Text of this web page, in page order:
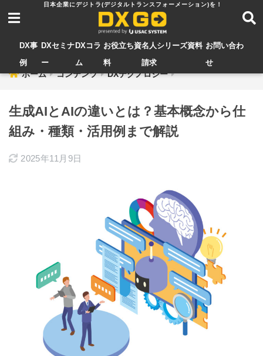
DX事
例
DXセミナ
ー
DXコラ
ム
お役立ち資
料
名人シリーズ資料
請求
お問い合わ
せ
ホーム コンテンツ DXテクノロジー
生成AIとAIの違いとは？基本概念から仕
組み・種類・活用例まで解説
2025年11月9日